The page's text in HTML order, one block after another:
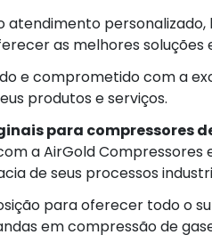
atendimento
as melhores soluções
e comprometido com a
produtos e serviços.
para compressores
a AirGold Compressores
de seus processos
para oferecer todo o
em compressão de